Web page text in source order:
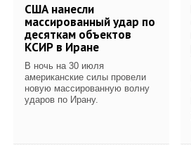
США нанесли
массированный удар по
десяткам объектов
КСИР в Иране
В ночь на 30 июля
американские силы провели
новую массированную волну
ударов по Ирану.